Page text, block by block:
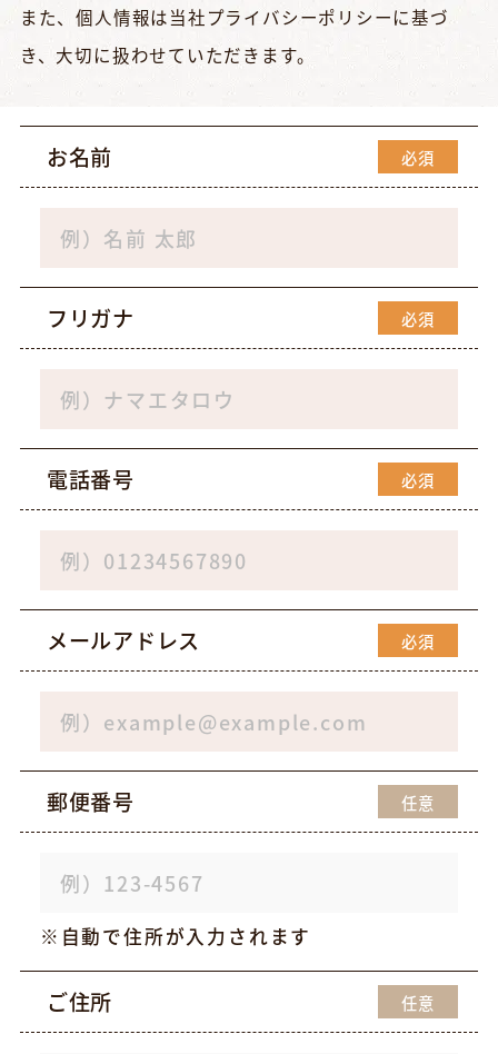
また、個人情報は当社プライバシーポリシーに基づ
き、大切に扱わせていただきます。
お名前 必須
フリガナ 必須
電話番号 必須
メールアドレス 必須
郵便番号 任意
自動で住所が入力されます
ご住所 任意